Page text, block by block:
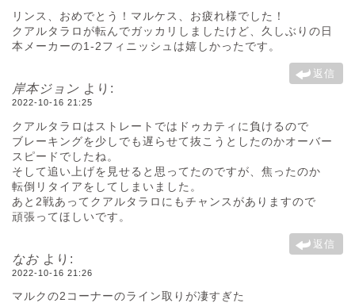
リンス、おめでとう！マルケス、お疲れ様でした！
クアルタラロが転んでガッカリしましたけど、久しぶりの日
本メーカーの1-2フィニッシュは嬉しかったです。
返信
岸本ジョン より:
2022-10-16 21:25
クアルタラロはストレートではドゥカティに負けるので
ブレーキングを少しでも遅らせて抜こうとしたのかオーバー
スピードでしたね。
そして追い上げを見せると思ってたのですが、焦ったのか
転倒リタイアをしてしまいました。
あと2戦あってクアルタラロにもチャンスがありますので
頑張ってほしいです。
返信
なお より:
2022-10-16 21:26
マルクの2コーナーのライン取りが凄すぎた